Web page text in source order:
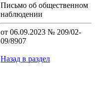
Письмо об общественном
наблюдении
от 06.09.2023 № 209/02-
09/8907
Назад в раздел